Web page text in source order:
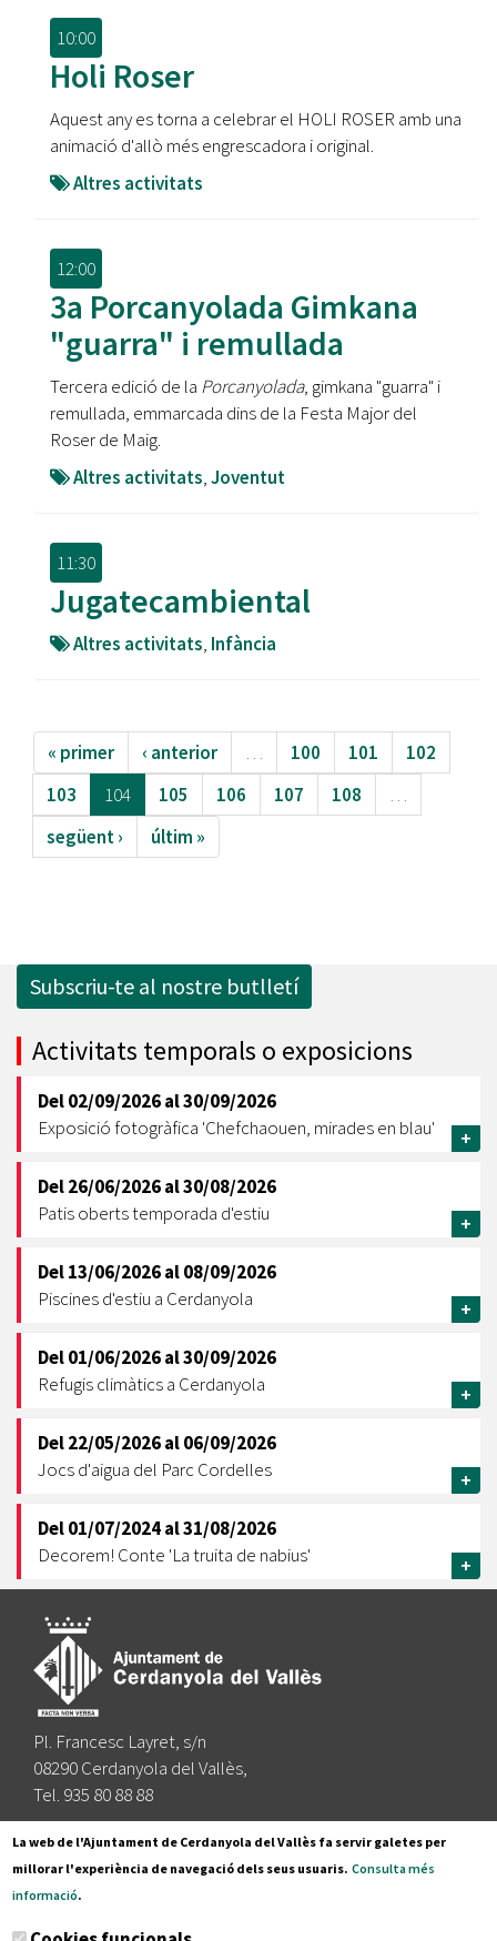
10:00
Holi Roser
Aquest any es torna a celebrar el HOLI ROSER amb una
animació d'allò més engrescadora i original.
Altres activitats
12:00
3a Porcanyolada Gimkana
"guarra" i remullada
Tercera edició de la Porcanyolada, gimkana "guarra" i
remullada, emmarcada dins de la Festa Major del
Roser de Maig.
Altres activitats,Joventut
11:30
Jugatecambiental
Altres activitats, Infància
« primer ‹ anterior … 100 101
102
103
104 105 106 107 108
…
següent ›
últim »
Subscriu-te al nostre butlletí
Activitats temporals o exposicions
Del02/09/2026al30/09/2026
Exposició fotogràfica 'Chefchaouen, mirades en blau'
+
Del26/06/2026al30/08/2026
Patis oberts temporada d'estiu
+
Del13/06/2026al08/09/2026
Piscines d'estiu a Cerdanyola
+
Del01/06/2026al30/09/2026
Refugis climàtics a Cerdanyola
+
Del22/05/2026al06/09/2026
Jocs d'aigua del Parc Cordelles
+
Del01/07/2024al31/08/2026
Decorem! Conte 'La truita de nabius'
+
Pl. Francesc Layret, s/n
08290 Cerdanyola del Vallès,
Tel. 935 80 88 88
Segueix-nos a:
La web de l'Ajuntament de Cerdanyola del Vallès fa servir galetes per
millorar l'experiència de navegació dels seus usuaris. Consulta més
informació.